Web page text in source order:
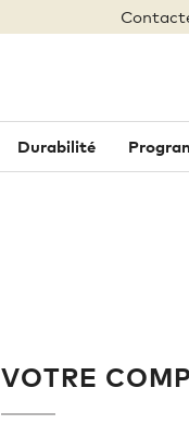
Durabilité
VOTRE